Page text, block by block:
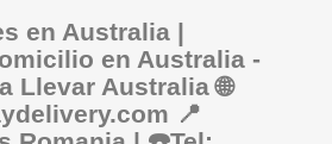
en Australia |
en Australia -
Llevar Australia 🌐
📍